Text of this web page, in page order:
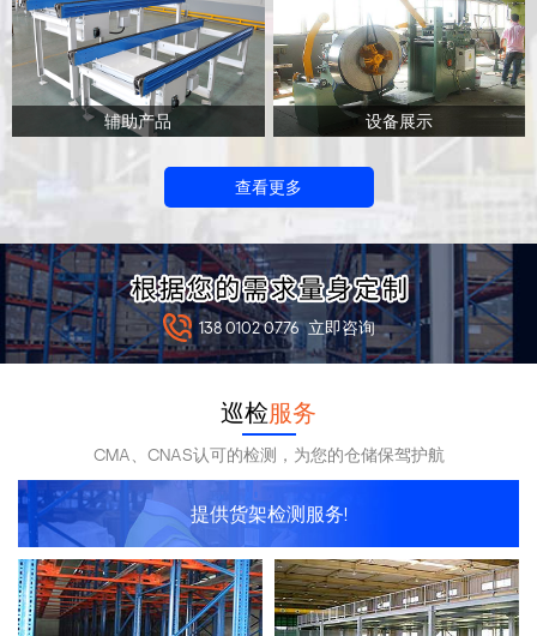
辅助产品 设备展示
查看更多
138 0102 0776 立即咨询
巡检服务
CMA、CNAS认可的检测，为您的仓储保驾护航
提供货架检测服务!